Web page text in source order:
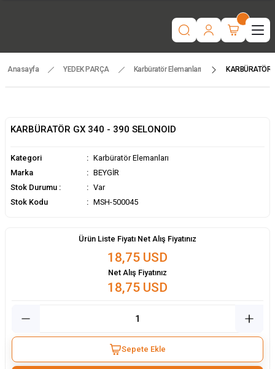
geneli hızlı teslimat.”
İşcinin nefesi , Makinanın Kuvveti ! MSH MAKİNA
Beygir 3+1 Çapa Makinası ile artık yorulmak yok !
Tüm yedek parçalarda ithalat fiyatları, fırsatlardan yararlanmak için
temsilcinizle iletişime geçin!
Anasayfa YEDEK PARÇA Karbüratör Elemanları KARBÜRATÖR
KARBÜRATÖR GX 340 - 390 SELONOID
Kategori
Karbüratör Elemanları
Marka
BEYGİR
Stok Durumu :
Var
Stok Kodu
MSH-500045
Ürün Liste Fiyatı Net Alış Fiyatınız
18,75 USD
Net Alış Fiyatınız
18,75 USD
Sepete Ekle